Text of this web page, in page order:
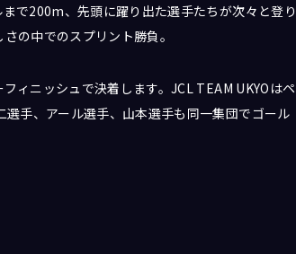
で200m、先頭に躍り出た選手たちが次々と登り
の中でのスプリント勝負。
ィニッシュで決着します。JCL TEAM UKYOはペ
手、アール選手、山本選手も同一集団でゴール